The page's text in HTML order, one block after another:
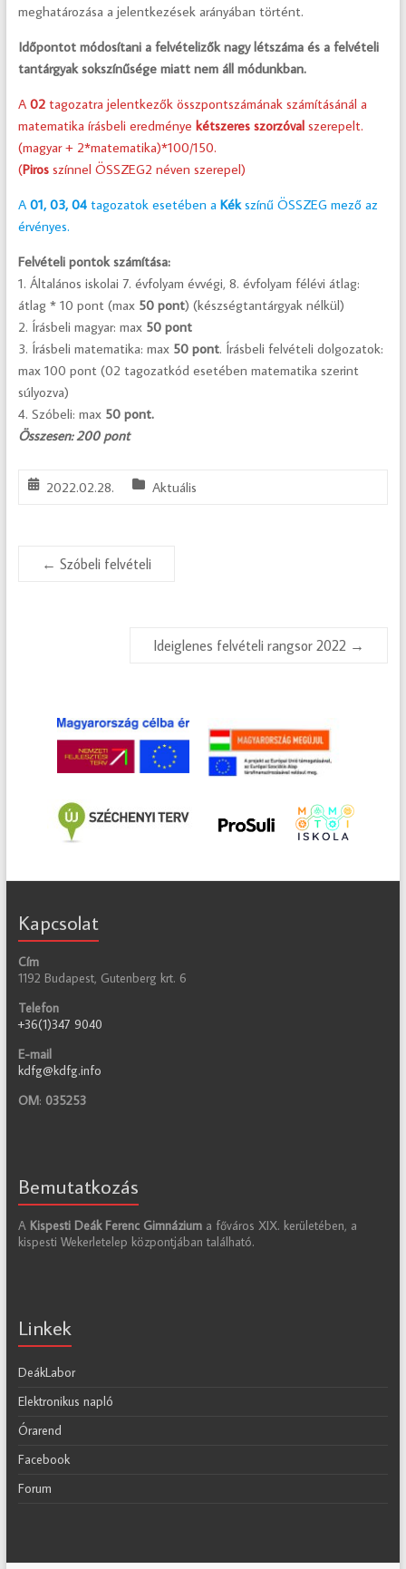
meghatározása a jelentkezések arányában történt.
Időpontot módosítani a felvételizők nagy létszáma és a felvételi
tantárgyak sokszínűsége miatt nem áll módunkban.
A 02tagozatra jelentkezők összpontszámának számításánál a
matematika írásbeli eredménye kétszeres szorzóval szerepelt.
(magyar + 2*matematika)*100/150.
(Pirosszínnel ÖSSZEG2 néven szerepel)
A 01, 03, 04tagozatok esetében a Kékszínű ÖSSZEG mező az
érvényes.
Felvételi pontok számítása:
1. Általános iskolai 7. évfolyam évvégi, 8. évfolyam félévi átlag:
átlag * 10 pont (max 50 pont) (készségtantárgyak nélkül)
2. Írásbeli magyar: max 50 pont
3. Írásbeli matematika: max 50 pont. Írásbeli felvételi dolgozatok:
max 100 pont (02 tagozatkód esetében matematika szerint
súlyozva)
4. Szóbeli: max 50 pont.
Összesen: 200 pont
2022.02.28. Aktuális
← Szóbeli felvételi
Ideiglenes felvételi rangsor 2022 →
Kapcsolat
Cím
1192 Budapest, Gutenberg krt. 6
Telefon
+36(1)347 9040
E-mail
kdfg@kdfg.info
OM: 035253
Bemutatkozás
A Kispesti Deák Ferenc Gimnázium a főváros XIX. kerületében, a
kispesti Wekerletelep központjában található.
Linkek
DeákLabor
Elektronikus napló
Órarend
Facebook
Forum